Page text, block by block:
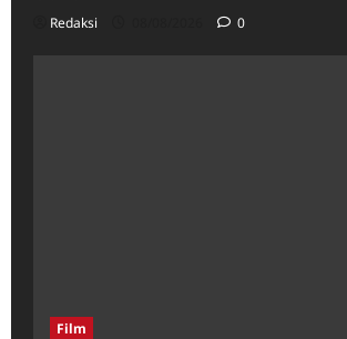
Redaksi 0
Film